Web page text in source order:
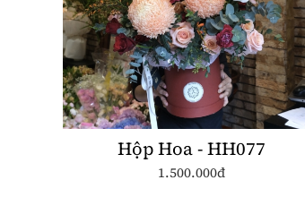
Hộp Hoa - HH077
1.500.000đ